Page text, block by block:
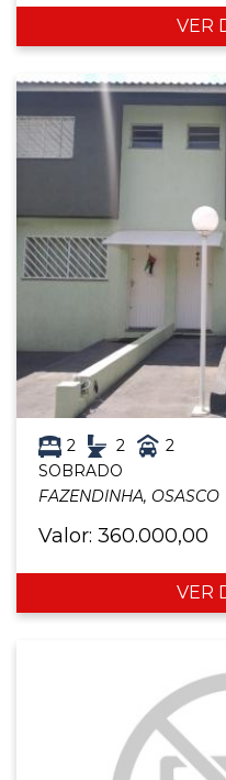
VER
2 2
2
SOBRADO
FAZENDINHA, OSASCO
Valor: 360.000,00
VER